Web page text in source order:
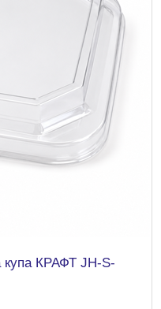
купа КРАФТ JH-S-